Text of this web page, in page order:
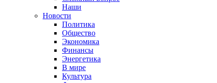
Наши
Новости
Политика
Общество
Экономика
Финансы
Энергетика
В мире
Культура